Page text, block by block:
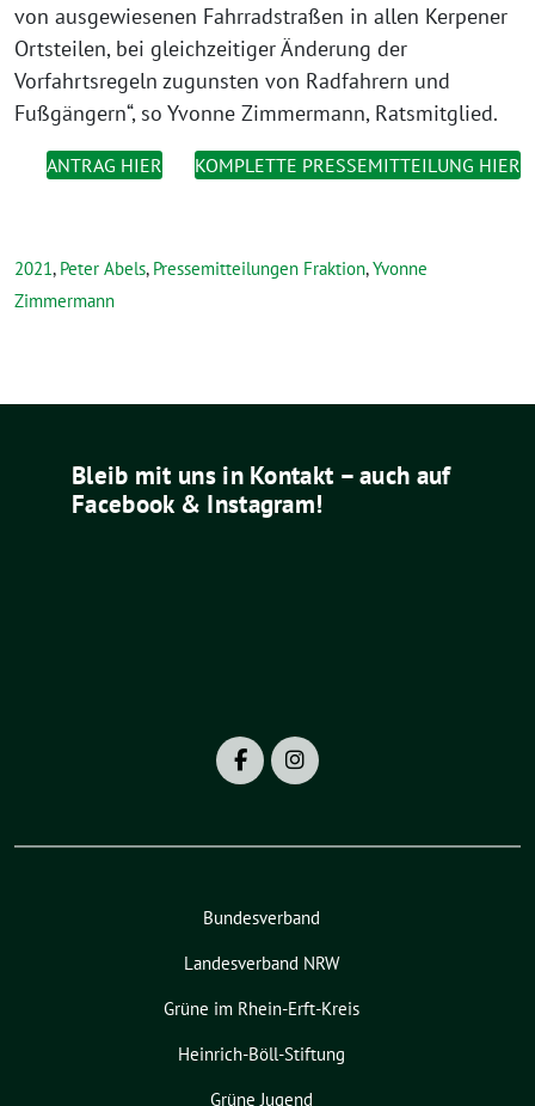
von ausgewiesenen Fahrradstraßen in allen Kerpener
Ortsteilen, bei gleichzeitiger Änderung der
Vorfahrtsregeln zugunsten von Radfahrern und
Fußgängern“, so Yvonne Zimmermann, Ratsmitglied.
KOMPLETTE PRESSEMITTEILUNG HIER
ANTRAG HIER
2021, Peter Abels, Pressemitteilungen Fraktion,Yvonne
Zimmermann
Bleib mit uns in Kontakt – auch auf
Facebook & Instagram!
Bundesverband
Landesverband NRW
Grüne im Rhein-Erft-Kreis
Heinrich-Böll-Stiftung
Grüne Jugend